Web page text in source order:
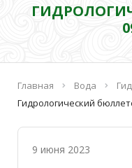
Главная Вода
Гидрологический
9 июня 2023